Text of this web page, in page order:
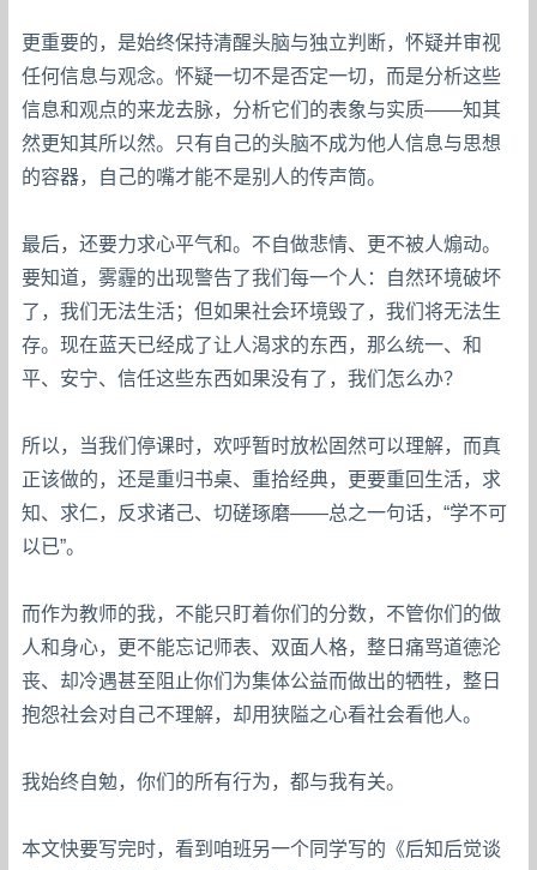
更重要的，是始终保持清醒头脑与独立判断，怀疑并审视
任何信息与观念。怀疑一切不是否定一切，而是分析这些
信息和观点的来龙去脉，分析它们的表象与实质——知其
然更知其所以然。只有自己的头脑不成为他人信息与思想
的容器，自己的嘴才能不是别人的传声筒。
最后，还要力求心平气和。不自做悲情、更不被人煽动。
要知道，雾霾的出现警告了我们每一个人：自然环境破坏
了，我们无法生活；但如果社会环境毁了，我们将无法生
存。现在蓝天已经成了让人渴求的东西，那么统一、和
平、安宁、信任这些东西如果没有了，我们怎么办？
所以，当我们停课时，欢呼暂时放松固然可以理解，而真
正该做的，还是重归书桌、重拾经典，更要重回生活，求
知、求仁，反求诸己、切磋琢磨——总之一句话，“学不可
以已”。
而作为教师的我，不能只盯着你们的分数，不管你们的做
人和身心，更不能忘记师表、双面人格，整日痛骂道德沦
丧、却冷遇甚至阻止你们为集体公益而做出的牺牲，整日
抱怨社会对自己不理解，却用狭隘之心看社会看他人。
我始终自勉，你们的所有行为，都与我有关。
本文快要写完时，看到咱班另一个同学写的《后知后觉谈